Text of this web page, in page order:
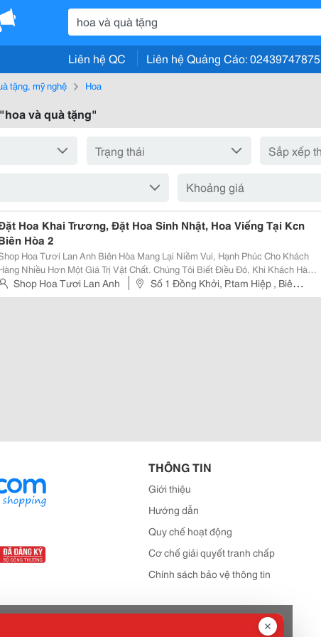
Liên hệ QC Liên hệ Quảng Cáo: 02439747875
tặng, mỹ nghệ Hoa
"hoa và quà tặng"
Khoảng giá
Hoa Khai Trương, Đặt Hoa Sinh Nhật, Hoa Viếng Tại Kcn
Hòa 2
Hoa Tươi Lan Anh Biên Hòa Mang Lại Niềm Vui, Hạnh Phúc Cho Khách
Nhiều Hơn Một Giá Trị Vật Chất. Chúng Tôi Biết Điều Đó, Khi Khách Hàng
Điện Hoa Và Quà Tặng Từ Chúng Tôi Họ Đã Không Thể Dấu Được Nụ
Trên Khuôn Mặt &Ndash; Những Bó...
Shop Hoa Tươi Lan Anh
Số 1 Đồng Khởi, P.tam Hiệp , Biên
Đồng Nai
THÔNG TIN
Giới thiệu
Hướng dẫn
Quy chế hoạt động
Cơ chế giải quyết tranh chấp
Chính sách bảo vệ thông tin